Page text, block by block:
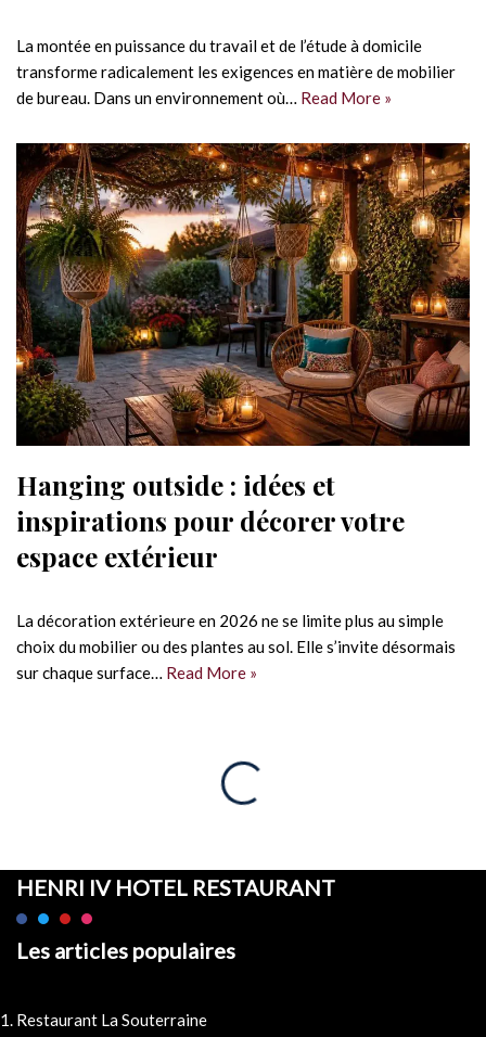
La montée en puissance du travail et de l’étude à domicile
transforme radicalement les exigences en matière de mobilier
de bureau. Dans un environnement où… Read More »
Hanging outside : idées et
inspirations pour décorer votre
espace extérieur
La décoration extérieure en 2026 ne se limite plus au simple
choix du mobilier ou des plantes au sol. Elle s’invite désormais
sur chaque surface… Read More »
HENRI IV HOTEL RESTAURANT
Les articles populaires
Restaurant La Souterraine